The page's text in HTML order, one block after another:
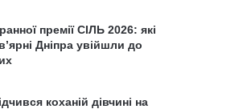
премії СІЛЬ 2026: які
Дніпра увійшли до
коханій дівчині на